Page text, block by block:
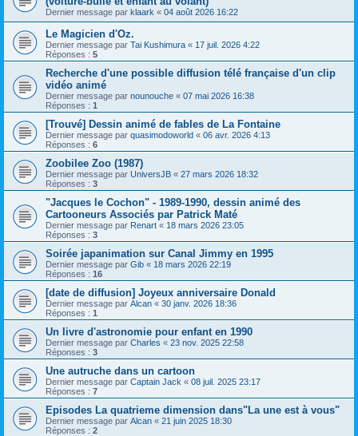
Dernier message par klaark « 04 août 2026 16:22
Le Magicien d'Oz.
Dernier message par Tai Kushimura « 17 juil. 2026 4:22
Réponses : 5
Recherche d'une possible diffusion télé française d'un clip
vidéo animé
Dernier message par nounouche « 07 mai 2026 16:38
Réponses : 1
[Trouvé] Dessin animé de fables de La Fontaine
Dernier message par quasimodoworld « 06 avr. 2026 4:13
Réponses : 6
Zoobilee Zoo (1987)
Dernier message par UniversJB « 27 mars 2026 18:32
Réponses : 3
"Jacques le Cochon" - 1989-1990, dessin animé des
Cartooneurs Associés par Patrick Maté
Dernier message par Renart « 18 mars 2026 23:05
Réponses : 3
Soirée japanimation sur Canal Jimmy en 1995
Dernier message par Gib « 18 mars 2026 22:19
Réponses : 16
[date de diffusion] Joyeux anniversaire Donald
Dernier message par Alcan « 30 janv. 2026 18:36
Réponses : 1
Un livre d'astronomie pour enfant en 1990
Dernier message par Charles « 23 nov. 2025 22:58
Réponses : 3
Une autruche dans un cartoon
Dernier message par Captain Jack « 08 juil. 2025 23:17
Réponses : 7
Episodes La quatrieme dimension dans"La une est à vous"
Dernier message par Alcan « 21 juin 2025 18:30
Réponses : 2